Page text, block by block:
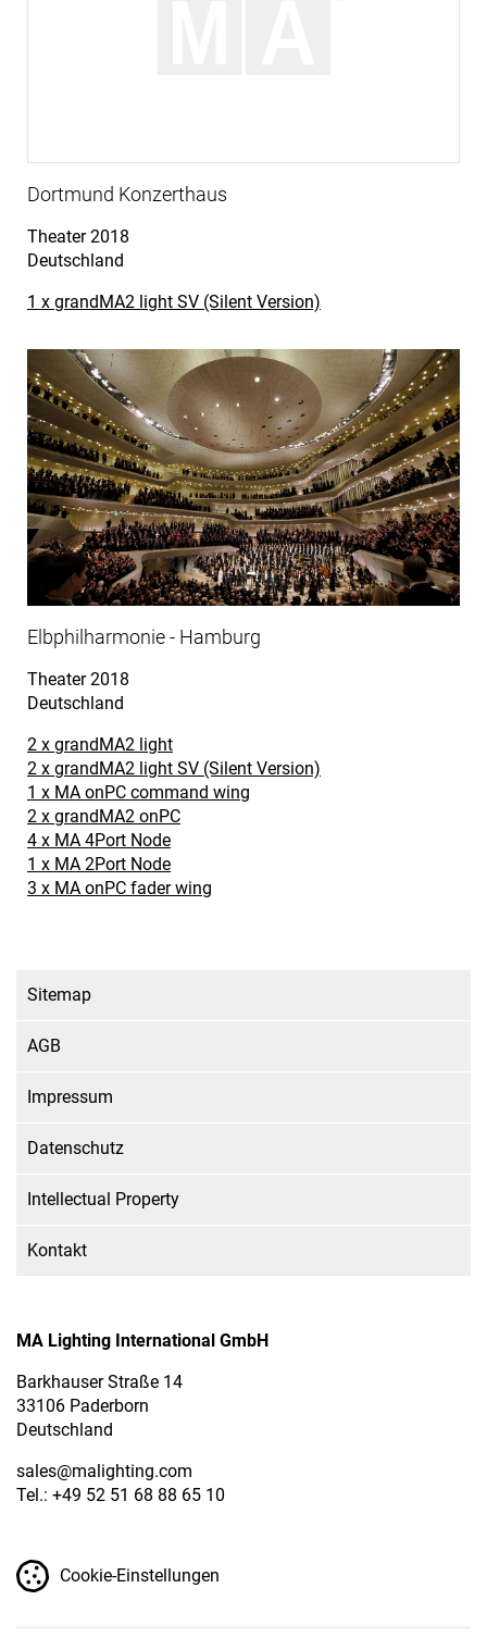
Dortmund Konzerthaus
Theater 2018
Deutschland
1 x grandMA2 light SV (Silent Version)
Elbphilharmonie - Hamburg
Theater 2018
Deutschland
2 x grandMA2 light
2 x grandMA2 light SV (Silent Version)
1 x MA onPC command wing
2 x grandMA2 onPC
4 x MA 4Port Node
1 x MA 2Port Node
3 x MA onPC fader wing
Sitemap
AGB
Impressum
Datenschutz
Intellectual Property
Kontakt
MA Lighting International GmbH
Barkhauser Straße 14
33106 Paderborn
Deutschland
sales@malighting.com
Tel.: +49 52 51 68 88 65 10
Cookie-Einstellungen